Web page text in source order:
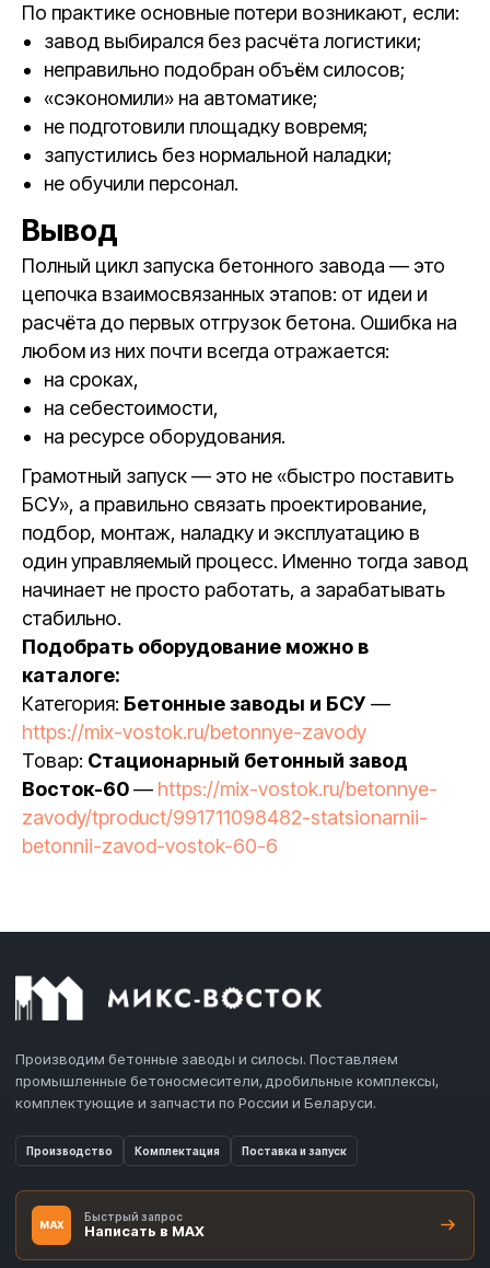
По практике основные потери возникают, если:
завод выбирался без расчёта логистики;
неправильно подобран объём силосов;
«сэкономили» на автоматике;
не подготовили площадку вовремя;
запустились без нормальной наладки;
не обучили персонал.
Вывод
Полный цикл запуска бетонного завода — это
цепочка взаимосвязанных этапов: от идеи и
расчёта до первых отгрузок бетона. Ошибка на
любом из них почти всегда отражается:
на сроках,
на себестоимости,
на ресурсе оборудования.
Грамотный запуск — это не «быстро поставить
БСУ», а правильно связать проектирование,
подбор, монтаж, наладку и эксплуатацию в
один управляемый процесс. Именно тогда завод
начинает не просто работать, а зарабатывать
стабильно.
Подобрать оборудование можно в
каталоге:
Категория: Бетонные заводы и БСУ —
https://mix-vostok.ru/betonnye-zavody
Товар: Стационарный бетонный завод
Восток-60— https://mix-vostok.ru/betonnye-
zavody/tproduct/991711098482-statsionarnii-
betonnii-zavod-vostok-60-6
Производим бетонные заводы и силосы. Поставляем
промышленные бетоносмесители, дробильные комплексы,
комплектующие и запчасти по России и Беларуси.
Производство Комплектация Поставка и запуск
MAX
Быстрый запрос
Написать в MAX